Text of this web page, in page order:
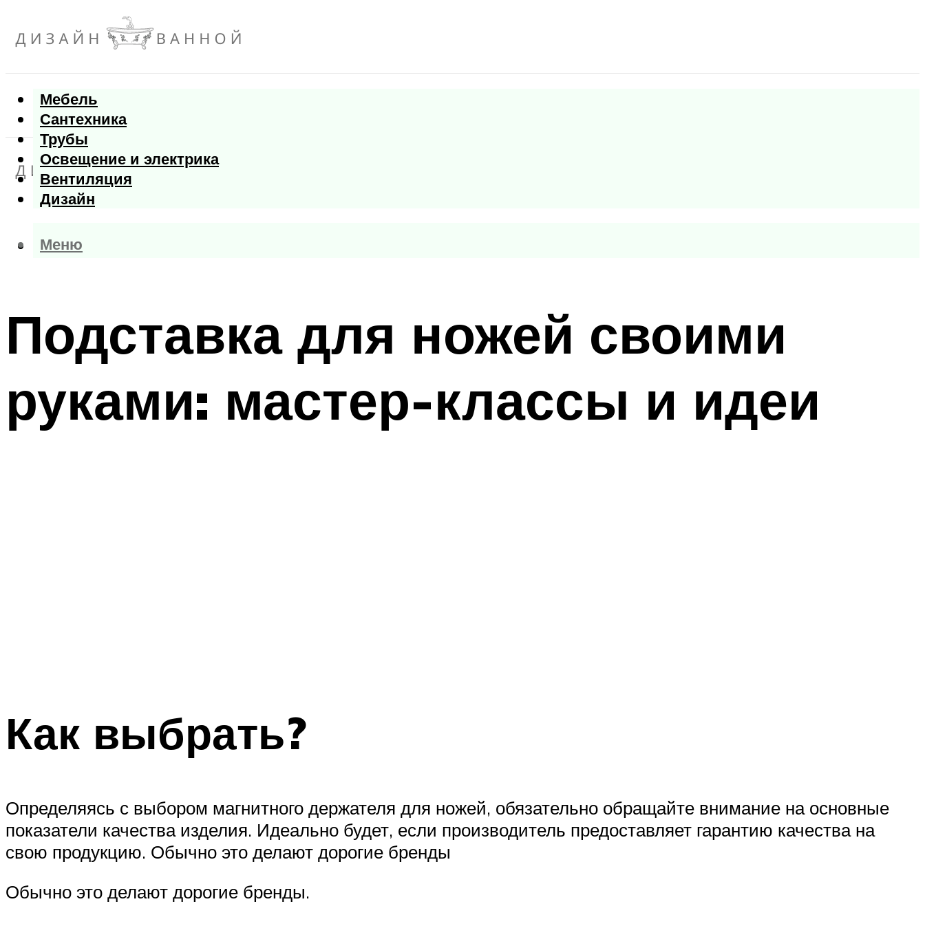
Мебель
Сантехника
Трубы
Освещение и электрика
Вентиляция
Дизайн
Меню
Меню
Подставка для ножей своими
руками: мастер-классы и идеи
Как выбрать?
Определяясь с выбором магнитного держателя для ножей, обязательно обращайте внимание на основные
показатели качества изделия. Идеально будет, если производитель предоставляет гарантию качества на
свою продукцию. Обычно это делают дорогие бренды
Обычно это делают дорогие бренды.